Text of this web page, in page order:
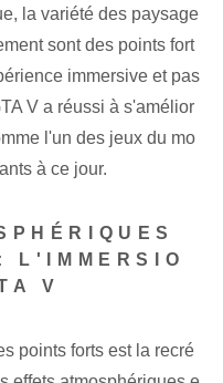
la variété des paysage
sont des points fort
immersive et pas
V a réussi à s'amélior
l'un des jeux du mo
à ce jour.
L'IMMERSIO
V
points forts est la recré